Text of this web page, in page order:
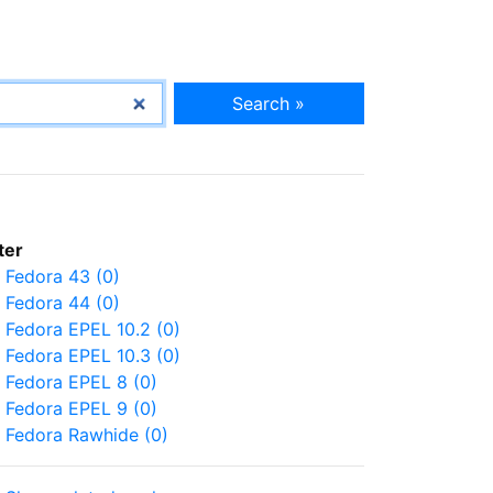
Search »
Fedora 43 (0)
Fedora 44 (0)
Fedora EPEL 10.2 (0)
Fedora EPEL 10.3 (0)
Fedora EPEL 8 (0)
Fedora EPEL 9 (0)
Fedora Rawhide (0)